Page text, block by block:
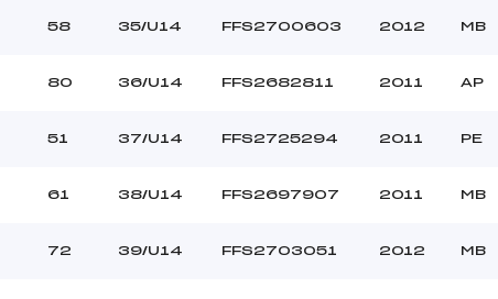
58 35/U14 FFS2700603 2012 MB
80 36/U14 FFS2682811 2011 AP
51 37/U14 FFS2725294 2011 PE
61 38/U14 FFS2697907 2011 MB
72 39/U14 FFS2703051 2012 MB